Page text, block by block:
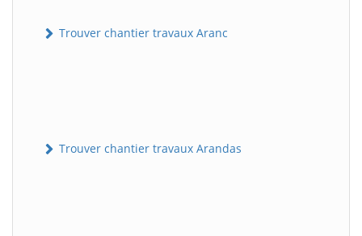
Trouver chantier travaux Aranc
Trouver chantier travaux Arandas